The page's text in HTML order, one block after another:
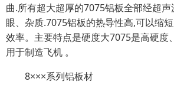
曲.所有超大超厚的7075铝板全部经超
眼、杂质.7075铝板的热导性高,可以缩
效率。主要特点是硬度大7075是高硬度
用于制造飞机 。
8×××系列铝板材